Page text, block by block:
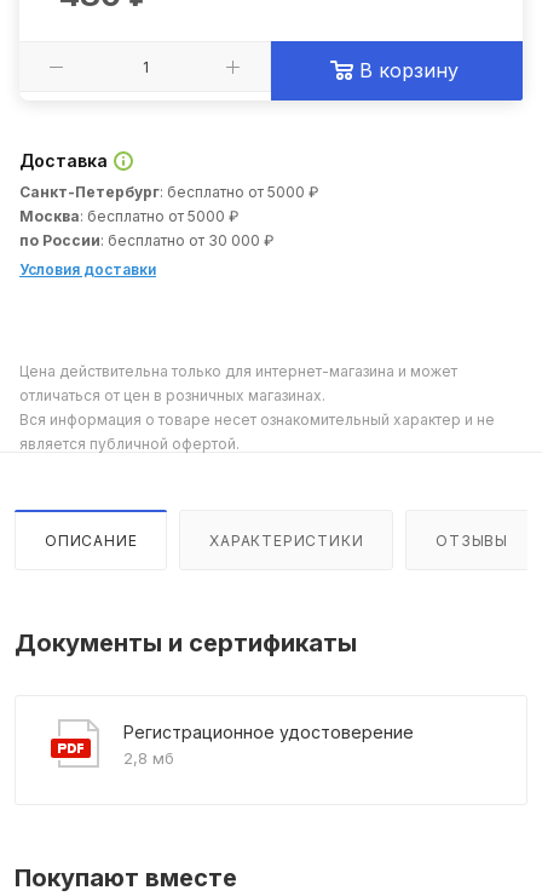
В корзину
Доставка
Санкт-Петербург: бесплатно от 5000 ₽
Москва: бесплатно от 5000 ₽
по России: бесплатно от 30 000 ₽
Условия доставки
Цена действительна только для интернет-магазина и может
отличаться от цен в розничных магазинах.
Вся информация о товаре несет ознакомительный характер и не
является публичной офертой.
ОПИСАНИЕ ХАРАКТЕРИСТИКИ ОТЗЫВЫ
Документы и сертификаты
Регистрационное удостоверение
2,8 мб
Покупают вместе